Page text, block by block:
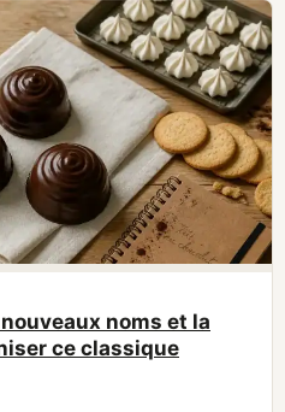
noms et la
ce classique